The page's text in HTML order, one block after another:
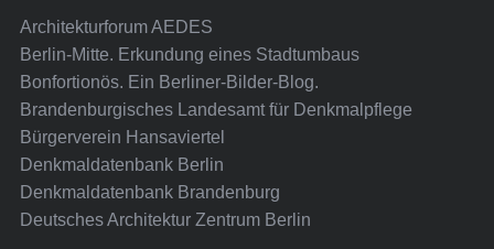
Architekturforum AEDES
Berlin-Mitte. Erkundung eines Stadtumbaus
Bonfortionös. Ein Berliner-Bilder-Blog.
Brandenburgisches Landesamt für Denkmalpflege
Bürgerverein Hansaviertel
Denkmaldatenbank Berlin
Denkmaldatenbank Brandenburg
Deutsches Architektur Zentrum Berlin